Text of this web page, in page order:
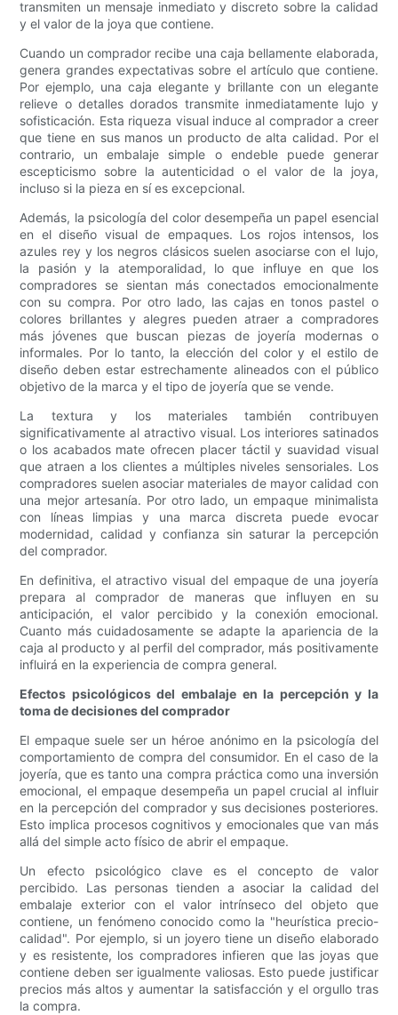
transmiten un mensaje inmediato y discreto sobre la calidad
y el valor de la joya que contiene.
Cuando un comprador recibe una caja bellamente elaborada,
genera grandes expectativas sobre el artículo que contiene.
Por ejemplo, una caja elegante y brillante con un elegante
relieve o detalles dorados transmite inmediatamente lujo y
sofisticación. Esta riqueza visual induce al comprador a creer
que tiene en sus manos un producto de alta calidad. Por el
contrario, un embalaje simple o endeble puede generar
escepticismo sobre la autenticidad o el valor de la joya,
incluso si la pieza en sí es excepcional.
Además, la psicología del color desempeña un papel esencial
en el diseño visual de empaques. Los rojos intensos, los
azules rey y los negros clásicos suelen asociarse con el lujo,
la pasión y la atemporalidad, lo que influye en que los
compradores se sientan más conectados emocionalmente
con su compra. Por otro lado, las cajas en tonos pastel o
colores brillantes y alegres pueden atraer a compradores
más jóvenes que buscan piezas de joyería modernas o
informales. Por lo tanto, la elección del color y el estilo de
diseño deben estar estrechamente alineados con el público
objetivo de la marca y el tipo de joyería que se vende.
La textura y los materiales también contribuyen
significativamente al atractivo visual. Los interiores satinados
o los acabados mate ofrecen placer táctil y suavidad visual
que atraen a los clientes a múltiples niveles sensoriales. Los
compradores suelen asociar materiales de mayor calidad con
una mejor artesanía. Por otro lado, un empaque minimalista
con líneas limpias y una marca discreta puede evocar
modernidad, calidad y confianza sin saturar la percepción
del comprador.
En definitiva, el atractivo visual del empaque de una joyería
prepara al comprador de maneras que influyen en su
anticipación, el valor percibido y la conexión emocional.
Cuanto más cuidadosamente se adapte la apariencia de la
caja al producto y al perfil del comprador, más positivamente
influirá en la experiencia de compra general.
Efectos psicológicos del embalaje en la percepción y la
toma de decisiones del comprador
El empaque suele ser un héroe anónimo en la psicología del
comportamiento de compra del consumidor. En el caso de la
joyería, que es tanto una compra práctica como una inversión
emocional, el empaque desempeña un papel crucial al influir
en la percepción del comprador y sus decisiones posteriores.
Esto implica procesos cognitivos y emocionales que van más
allá del simple acto físico de abrir el empaque.
Un efecto psicológico clave es el concepto de valor
percibido. Las personas tienden a asociar la calidad del
embalaje exterior con el valor intrínseco del objeto que
contiene, un fenómeno conocido como la "heurística precio-
calidad". Por ejemplo, si un joyero tiene un diseño elaborado
y es resistente, los compradores infieren que las joyas que
contiene deben ser igualmente valiosas. Esto puede justificar
precios más altos y aumentar la satisfacción y el orgullo tras
la compra.